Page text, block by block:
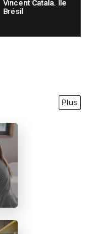
Vincent Catala. Île
Brésil
Plus